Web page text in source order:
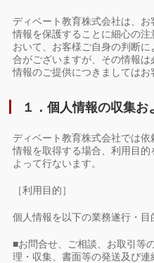
ディベート教育株式会社は、
情報を保護することに細心の
おいて、お客様ご自身の判断
合がございますが、その情報
情報のご提供につきましてはお
１．個人情報の収集
ディベート教育株式会社では
情報を取得する場合、利用目
よって行ないます。
［利用目的］
個人情報を以下の業務遂行・目
■お問合せ、ご相談、お取引等
理・収集、書面等の発送及び連